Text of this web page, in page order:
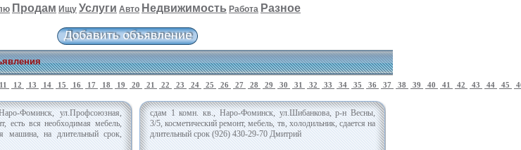
Продам Ищу Услуги Авто Недвижимость Работа Разное
11 12 13 14 15 16 17 18 19 20 21 22 23 24 25 26 27 28 29 30 31 32 33 34 35 36 37 38 39 40 41 42 43 44 45
Фоминск, ул.Профсоюзная,
есть вся необходимая мебель,
машина, на длительный срок,
сдам 1 комн. кв., Наро-Фоминск, ул.Шибанкова, р-н Весны,
3/5, косметический ремонт, мебель, тв, холодильник, сдается на
длительный срок (926) 430-29-70 Дмитрий